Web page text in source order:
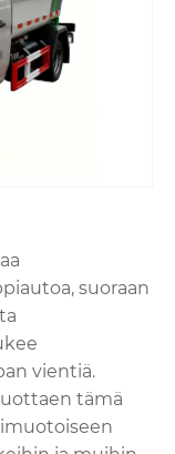
suoraan
vientiä.
tämä